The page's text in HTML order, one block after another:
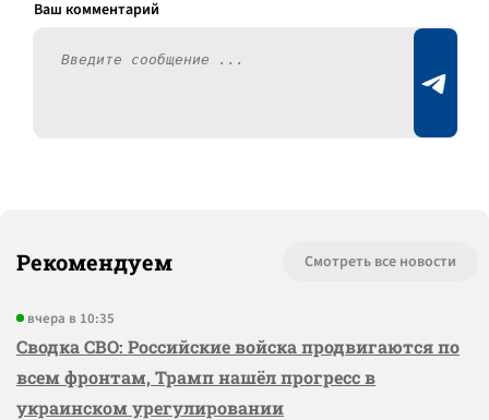
Рекомендуем Смотреть все новости
вчера в 10:35
Сводка СВО: Российские войска продвигаются по
всем фронтам, Трамп нашёл прогресс в
украинском урегулировании